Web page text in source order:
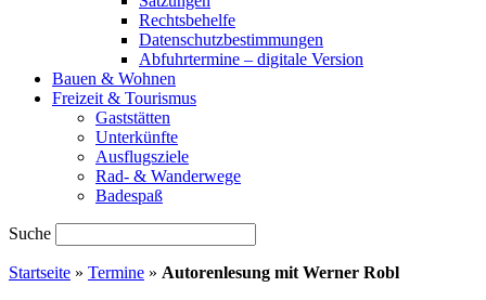
Rechtsbehelfe
Datenschutzbestimmungen
Abfuhrtermine – digitale Version
Bauen & Wohnen
Freizeit & Tourismus
Gaststätten
Unterkünfte
Ausflugsziele
Rad- & Wanderwege
Badespaß
Suche
Startseite » Termine » Autorenlesung mit Werner Robl